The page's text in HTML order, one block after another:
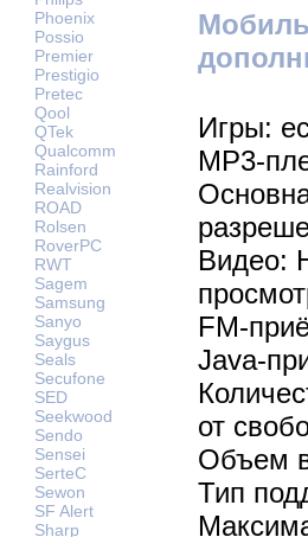
Phoenix
Possio
Premier
Prestigio
Pretec
Qool
QTek
Qualcomm
Rainford
Realvision
ROAD
Rolsen
RoverPC
RWT
Sagem
Samsung
Sanyo
Saygus
Seals
Secufone
SED
Seekwood
Sendo
Sensei
SerteC
Sewon
SF Alert
Sharp
Игры:
MP3-
Видео:
FM-
Java-
от
Объем
Тип